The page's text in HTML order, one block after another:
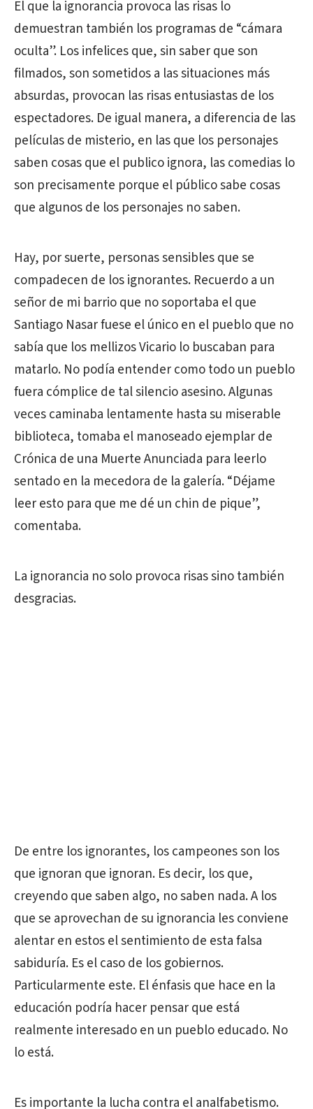
El que la ignorancia provoca las risas lo
demuestran también los programas de “cámara
oculta”. Los infelices que, sin saber que son
filmados, son sometidos a las situaciones más
absurdas, provocan las risas entusiastas de los
espectadores. De igual manera, a diferencia de las
películas de misterio, en las que los personajes
saben cosas que el publico ignora, las comedias lo
son precisamente porque el público sabe cosas
que algunos de los personajes no saben.
Hay, por suerte, personas sensibles que se
compadecen de los ignorantes. Recuerdo a un
señor de mi barrio que no soportaba el que
Santiago Nasar fuese el único en el pueblo que no
sabía que los mellizos Vicario lo buscaban para
matarlo. No podía entender como todo un pueblo
fuera cómplice de tal silencio asesino. Algunas
veces caminaba lentamente hasta su miserable
biblioteca, tomaba el manoseado ejemplar de
Crónica de una Muerte Anunciada para leerlo
sentado en la mecedora de la galería. “Déjame
leer esto para que me dé un chin de pique”,
comentaba.
La ignorancia no solo provoca risas sino también
desgracias.
De entre los ignorantes, los campeones son los
que ignoran que ignoran. Es decir, los que,
creyendo que saben algo, no saben nada. A los
que se aprovechan de su ignorancia les conviene
alentar en estos el sentimiento de esta falsa
sabiduría. Es el caso de los gobiernos.
Particularmente este. El énfasis que hace en la
educación podría hacer pensar que está
realmente interesado en un pueblo educado. No
lo está.
Es importante la lucha contra el analfabetismo.